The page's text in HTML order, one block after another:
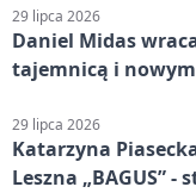
29 lipca 2026
Daniel Midas
tajemnicą i
29 lipca 2026
Katarzyna
Leszna „BAGUS” -